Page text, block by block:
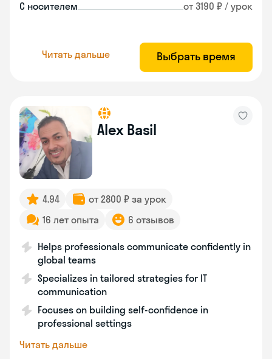
С носителем от 3190 ₽ / урок
Читать дальше Выбрать время
Alex Basil
4.94
от 2800 ₽ за урок
16 лет опыта
6 отзывов
Helps professionals communicate confidently in
global teams
Specializes in tailored strategies for IT
communication
Focuses on building self-confidence in
professional settings
Читать дальше